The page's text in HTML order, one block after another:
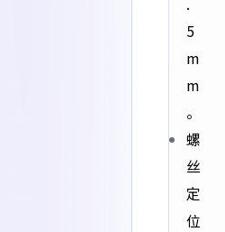
5
m
m
。
螺
丝
定
位